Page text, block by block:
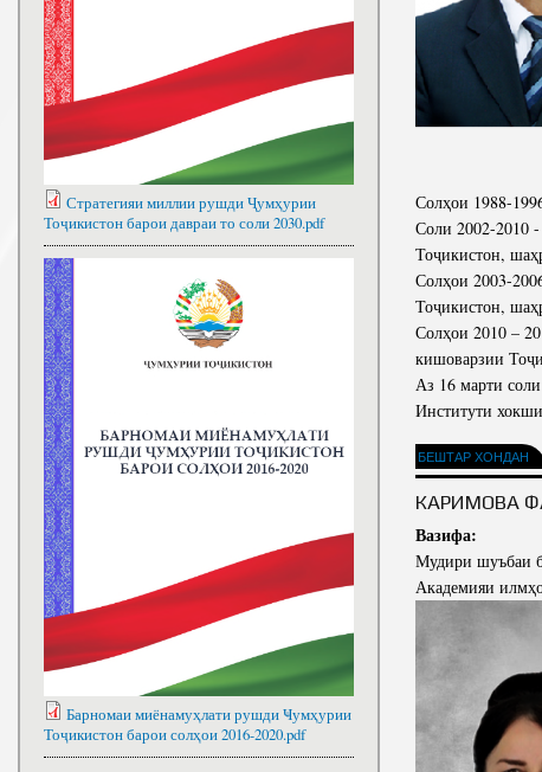
Солҳои 1988-
Соли 2002-2010
Тоҷикистон,
Солҳои 2003-
Тоҷикистон,
Солҳои 2010 –
кишоварзии
Аз 16 марти
Институти
БЕШТАР ХОНДАН
КАРИМОВА
Вазифа:
Мудири шуъбаи
Академияи
Стратегияи миллии рушди Ҷумҳурии
Тоҷикистон барои давраи то соли 2030.pdf
Барномаи миёнамуҳлати рушди Ҹумҳурии
Тоҷикистон барои солҳои 2016-2020.pdf